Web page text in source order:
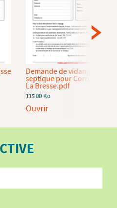
Demande de vidange de
septique pour Cornimont et
La Bresse.pdf
115.00 Ko
Ouvrir